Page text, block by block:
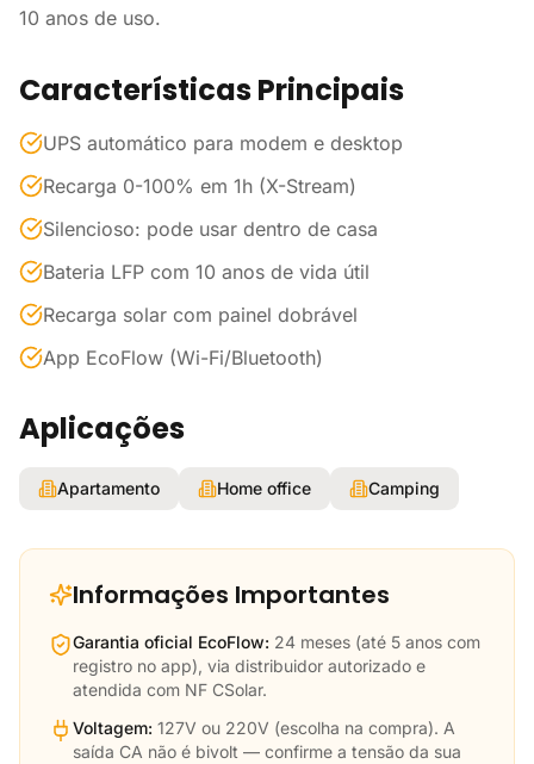
10 anos de uso.
Características Principais
UPS automático para modem e desktop
Recarga 0-100% em 1h (X-Stream)
Silencioso: pode usar dentro de casa
Bateria LFP com 10 anos de vida útil
Recarga solar com painel dobrável
App EcoFlow (Wi-Fi/Bluetooth)
Aplicações
Apartamento Home office Camping
Informações Importantes
Garantia oficial EcoFlow: 24 meses (até 5 anos com
registro no app), via distribuidor autorizado e
atendida com NF CSolar.
Voltagem: 127V ou 220V (escolha na compra). A
saída CA não é bivolt — confirme a tensão da sua